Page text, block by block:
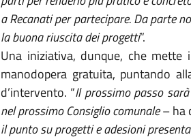
a Recanati per partecipare. Da parte
la buona riuscita dei progetti”.
Una iniziativa, dunque, che
manodopera gratuita, puntando
d’intervento. “Il prossimo passo
nel prossimo Consiglio comunale– ha
il punto su progetti e adesioni